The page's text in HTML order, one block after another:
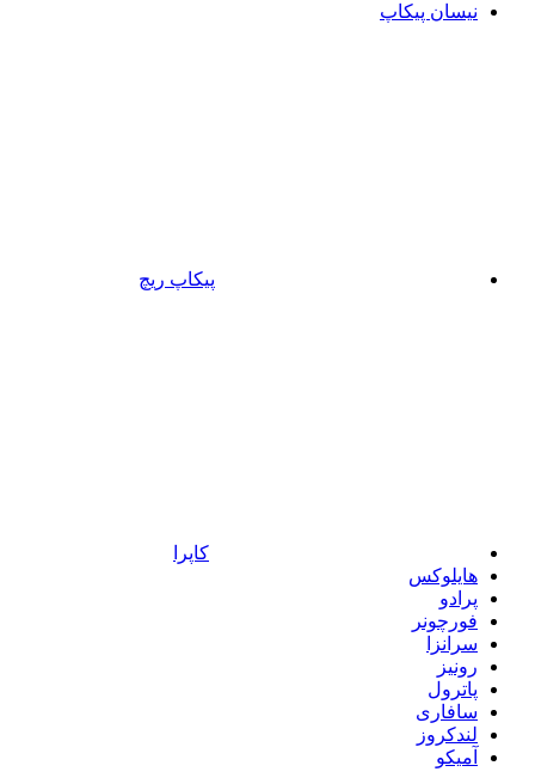
نیسان پیکاپ
پیکاپ ریچ
کاپرا
هایلوکس
پرادو
فورچونر
سرانزا
رونیز
پاترول
سافاری
لندکروز
آمیکو